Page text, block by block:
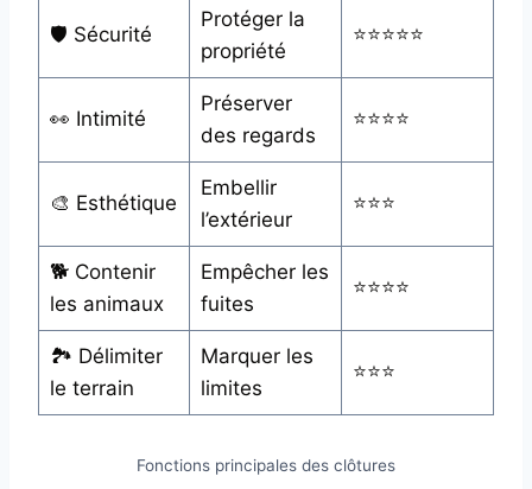
🛡️ Sécurité
Protéger la
propriété
⭐⭐⭐⭐⭐
👀 Intimité
Préserver
des regards
⭐⭐⭐⭐
🎨 Esthétique
Embellir
l’extérieur
⭐⭐⭐
🐕 Contenir
les animaux
Empêcher les
fuites
⭐⭐⭐⭐
🏞️ Délimiter
le terrain
Marquer les
limites
⭐⭐⭐
Fonctions principales des clôtures